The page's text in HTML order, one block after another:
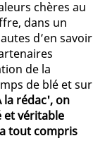
chères au
dans un
d’en savoir
de la
de blé et sur
la rédac', on
et véritable
tout compris